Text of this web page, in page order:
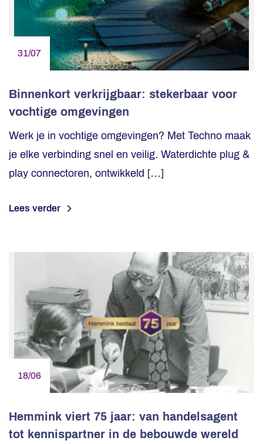
31/07
Binnenkort verkrijgbaar: stekerbaar voor
vochtige omgevingen
Werk je in vochtige omgevingen? Met Techno maak
je elke verbinding snel en veilig. Waterdichte plug &
play connectoren, ontwikkeld […]
Lees verder
18/06
Hemmink viert 75 jaar: van handelsagent
tot kennispartner in de bebouwde wereld